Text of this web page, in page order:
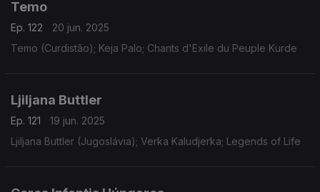
Temo
Ep. 122
20 jun. 2025
Temo (Curdistão); Keja Palo; Chants d'Exile du Peuple Kurde
Ljiljana Buttler
Ep. 121
19 jun. 2025
Ljiljana Buttler (Jugoslávia); Verka Kaludjerka; Legends of Life